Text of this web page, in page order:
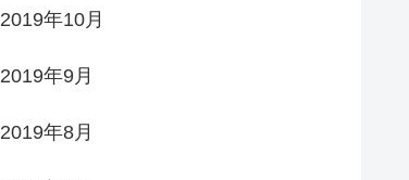
2019年10月
2019年9月
2019年8月